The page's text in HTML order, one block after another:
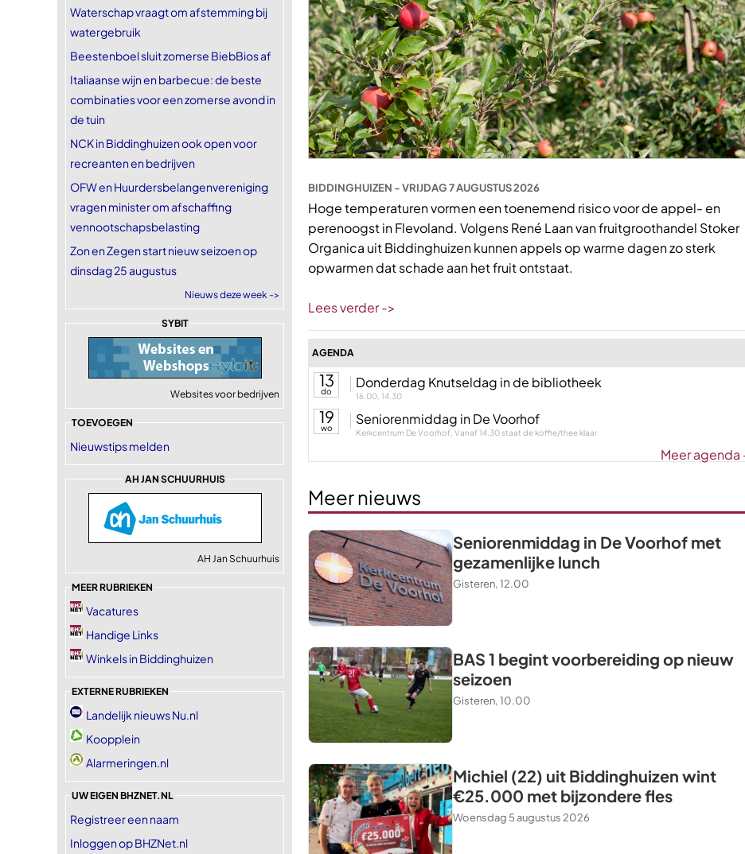
Waterschap vraagt om afstemming bij
watergebruik
Beestenboel sluit zomerse BiebBios af
Italiaanse wijn en barbecue: de beste
combinaties voor een zomerse avond in
de tuin
NCK in Biddinghuizen ook open voor
recreanten en bedrijven
OFW en Huurdersbelangenvereniging
vragen minister om afschaffing
vennootschapsbelasting
Zon en Zegen start nieuw seizoen op
dinsdag 25 augustus
Nieuws deze week ->
SYBIT
Websites voor bedrijven
TOEVOEGEN
Nieuwstips melden
AH JAN SCHUURHUIS
AH Jan Schuurhuis
MEER RUBRIEKEN
Vacatures
Handige Links
Winkels in Biddinghuizen
EXTERNE RUBRIEKEN
Landelijk nieuws Nu.nl
Koopplein
Alarmeringen.nl
UW EIGEN BHZNET.NL
Registreer een naam
Inloggen op BHZNet.nl
BIDDINGHUIZEN - VRIJDAG 7 AUGUSTUS 2026
Hoge temperaturen vormen een toenemend risico voor de appel- en
perenoogst in Flevoland. Volgens René Laan van fruitgroothandel Stoker
Organica uit Biddinghuizen kunnen appels op warme dagen zo sterk
opwarmen dat schade aan het fruit ontstaat.
Lees verder ->
AGENDA
13
do
Donderdag Knutseldag in de bibliotheek
16.00, 14.30
19
wo
Seniorenmiddag in De Voorhof
Kerkcentrum De Voorhof, Vanaf 14.30 staat de koffie/thee klaar
Meer agenda
Meer nieuws
Seniorenmiddag in De Voorhof met
gezamenlijke lunch
Gisteren, 12.00
BAS 1 begint voorbereiding op nieuw
seizoen
Gisteren, 10.00
Michiel (22) uit Biddinghuizen wint
€25.000 met bijzondere fles
Woensdag 5 augustus 2026